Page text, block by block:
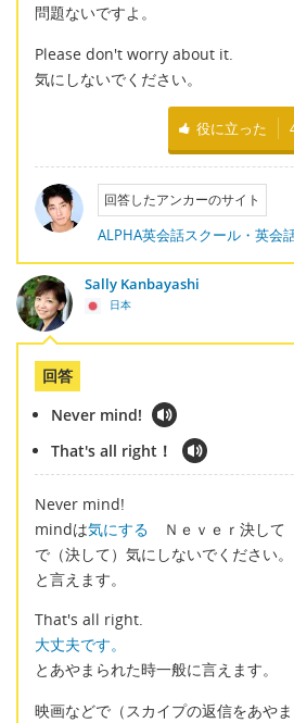
問題ないですよ。
Please don't worry about it.
気にしないでください。
役に立った
回答したアンカーのサイト
ALPHA英会話スクール・英会
Sally Kanbayashi
日本
回答
Never mind!
That's all right！
Never mind!
mindは気にする Ｎｅｖｅｒ決して
で（決して）気にしないでください。
と言えます。
That's all right.
大丈夫です。
とあやまられた時一般に言えます。
映画などで（スカイプの返信をあや